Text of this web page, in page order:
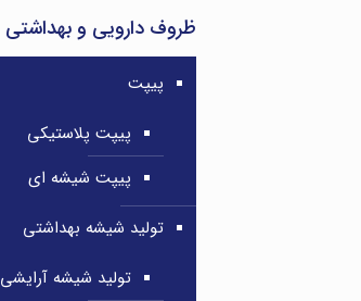
ظروف دارویی و بهداشتی
پیپت
پیپت پلاستیکی
پیپت شیشه ای
تولید شیشه بهداشتی
تولید شیشه آرایشی